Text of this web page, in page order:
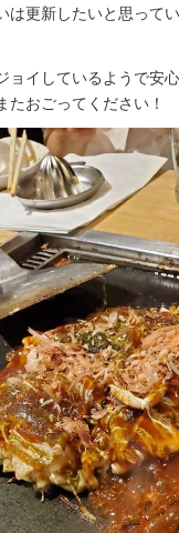
更新したいと思って
イしているようで安
おごってください！